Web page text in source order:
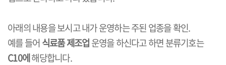
아래의 내용을 보시고 내가 운영하는 주된 업종을 확인.
예를 들어식료품 제조업운영을 하신다고 하면 분류기호는
C10에해당합니다.